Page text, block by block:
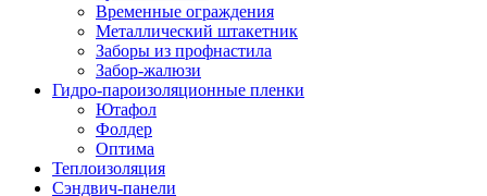
Временные ограждения
Металлический штакетник
Заборы из профнастила
Забор-жалюзи
Гидро-пароизоляционные пленки
Ютафол
Фолдер
Оптима
Теплоизоляция
Сэндвич-панели